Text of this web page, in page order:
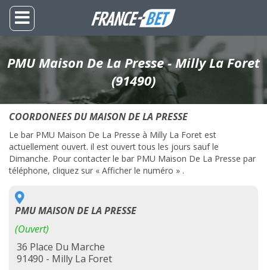
PMU Maison De La Presse - Milly La Foret
(91490)
COORDONEES DU MAISON DE LA PRESSE
Le bar PMU Maison De La Presse à Milly La Foret est
actuellement ouvert. il est ouvert tous les jours sauf le
Dimanche. Pour contacter le bar PMU Maison De La Presse par
téléphone, cliquez sur « Afficher le numéro » .
PMU MAISON DE LA PRESSE
(Ouvert)
36 Place Du Marche
91490 - Milly La Foret